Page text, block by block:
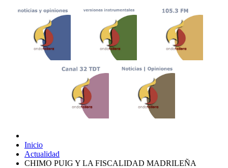
Inicio
Actualidad
CHIMO PUIG Y LA FISCALIDAD MADRILEÑA